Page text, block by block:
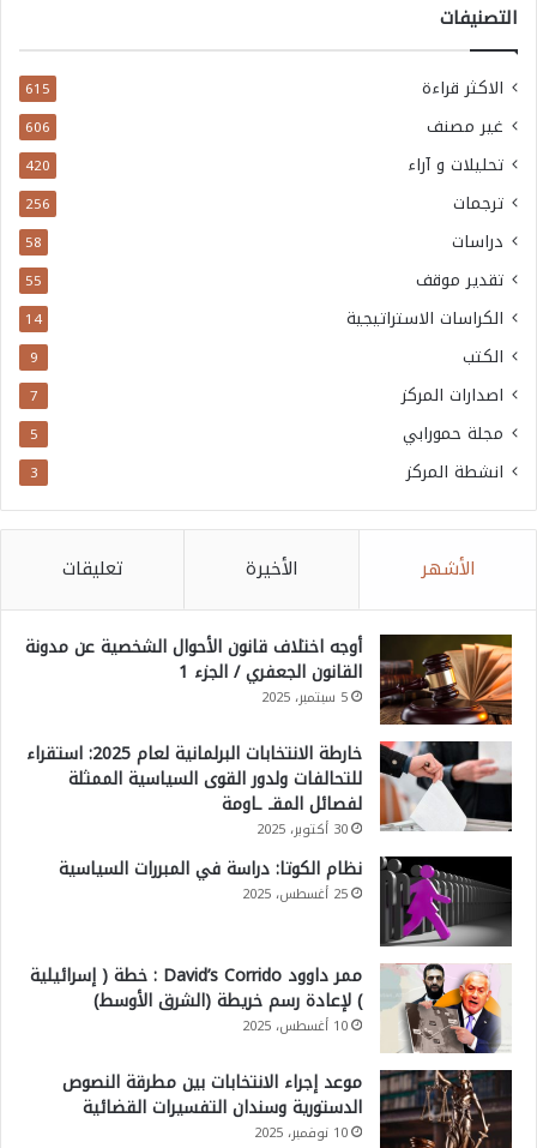
التصنيفات
الاكثر قراءة 615
غير مصنف 606
تحليلات و آراء 420
ترجمات 256
دراسات 58
تقدير موقف 55
الكراسات الاستراتيجية 14
الكتب 9
اصدارات المركز 7
مجلة حمورابي 5
انشطة المركز 3
الأشهر الأخيرة تعليقات
أوجه اختلاف قانون الأحوال الشخصية عن مدونة
القانون الجعفري / الجزء 1
5 سبتمبر، 2025
خارطة الانتخابات البرلمانية لعام 2025: استقراء
للتحالفات ولدور القوى السياسية الممثلة
لفصائل المقـ ـاومة
30 أكتوبر، 2025
نظام الكوتا: دراسة في المبررات السياسية
25 أغسطس، 2025
ممر داوود David’s Corrido : خطة ( إسرائيلية
) لإعادة رسم خريطة (الشرق الأوسط)
10 أغسطس، 2025
موعد إجراء الانتخابات بين مطرقة النصوص
الدستورية وسندان التفسيرات القضائية
10 نوفمبر، 2025